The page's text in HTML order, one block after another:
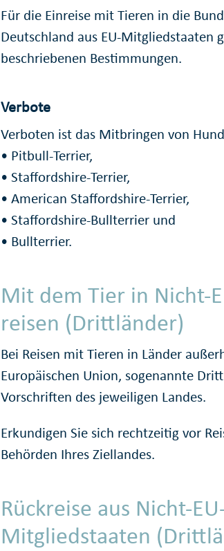
Für die Einreise mit Tieren in die
Deutschland aus EU-Mitgliedstaaten
beschriebenen Bestimmungen.
Verbote
Verboten ist das Mitbringen von
• Pitbull-Terrier,
• Staffordshire-Terrier,
• American Staffordshire-Terrier,
• Staffordshire-Bullterrier und
• Bullterrier.
Mit dem Tier in Nicht-
reisen (Drittländer)
Bei Reisen mit Tieren in Länder
Europäischen Union, sogenannte
Vorschriften des jeweiligen Landes.
Erkundigen Sie sich rechtzeitig vor
Behörden Ihres Ziellandes.
Rückreise aus Nicht-
Mitgliedstaaten